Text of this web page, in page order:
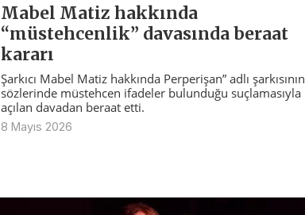
Mabel Matiz hakkında
“müstehcenlik” davasında beraat
kararı
Şarkıcı Mabel Matiz hakkında Perperişan” adlı şarkısının
sözlerinde müstehcen ifadeler bulunduğu suçlamasıyla
açılan davadan beraat etti.
8 Mayıs 2026